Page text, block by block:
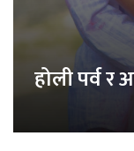
होली पर्व र